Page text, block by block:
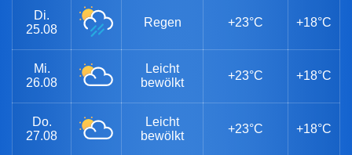
Di.
25.08
Regen +23°C +18°C
Mi.
26.08
Leicht
bewölkt
+23°C +18°C
Do.
27.08
Leicht
bewölkt
+23°C +18°C